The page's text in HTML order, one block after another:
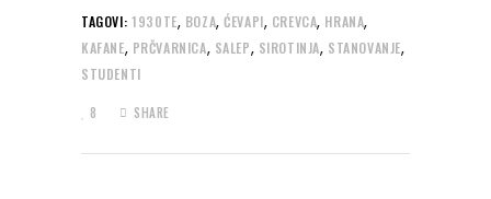
TAGOVI: 1930TE, BOZA,ĆEVAPI, CREVCA, HRANA,
KAFANE, PRČVARNICA, SALEP, SIROTINJA, STANOVANJE,
STUDENTI
8 SHARE